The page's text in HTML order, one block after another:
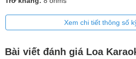
Xem chi tiết thông số
Bài viết đánh giá Loa